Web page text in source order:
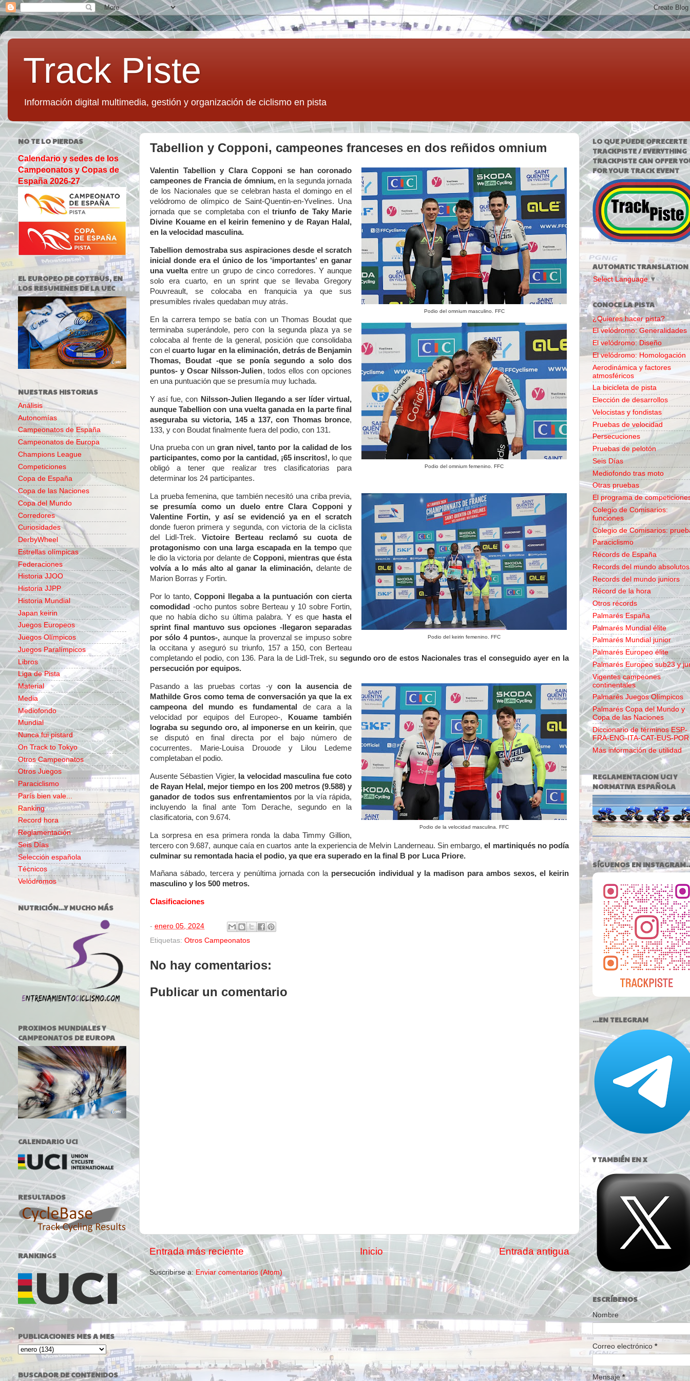
Track Piste
Información digital multimedia, gestión y organización de ciclismo en pista
Tabellion y Copponi, campeones franceses en dos reñidos omnium
Podio del omnium masculino. FFC
Valentin Tabellion y Clara Copponi se han coronado
campeones de Francia de ómnium,en la segunda jornada
de los Nacionales que se celebran hasta el domingo en el
velódromo de olímpico de Saint-Quentin-en-Yvelines. Una
jornada que se completaba con el triunfo de Taky Marie
Divine Kouame en el keirin femenino y de Rayan Halal,
en la velocidad masculina.
Tabellion demostraba sus aspiraciones desde el scratch
inicial donde era el único de los ‘importantes’ en ganar
una vueltaentre un grupo de cinco corredores. Y aunque
solo era cuarto, en un sprint que se llevaba Gregory
Pouvreault, se colocaba en franquicia ya que sus
presumibles rivales quedaban muy atrás.
Podio del omnium femenino. FFC
En la carrera tempo se batía con un Thomas Boudat que
terminaba superándole, pero con la segunda plaza ya se
colocaba al frente de la general, posición que consolidaba
con elcuarto lugar en la eliminación, detrás de Benjamin
Thomas, Boudat -que se ponía segundo a solo dos
puntos- y Oscar Nilsson-Julien, todos ellos con opciones
en una puntuación que se presumía muy luchada.
Y así fue, con Nilsson-Julien llegando a ser líder virtual,
aunque Tabellion con una vuelta ganada en la parte final
aseguraba su victoria, 145 a 137, con Thomas bronce,
133, y con Boudat finalmente fuera del podio, con 131.
Una prueba con un gran nivel, tanto por la calidad de los
participantes, como por la cantidad, ¡65 inscritos!,lo que
obligó a tener que realizar tres clasificatorias para
determinar los 24 participantes.
Podio del keirin femenino. FFC
La prueba femenina, que también necesitó una criba previa,
se presumía como un duelo entre Clara Copponi y
Valentine Fortin, y así se evidenció ya en el scratch
donde fueron primera y segunda, con victoria de la ciclista
del Lidl-Trek. Victoire Berteau reclamó su cuota de
protagonismo con una larga escapada en la tempoque
le dio la victoria por delante de Copponi, mientras que ésta
volvía a lo más alto al ganar la eliminación, delante de
Marion Borras y Fortin.
Por lo tanto,Copponi llegaba a la puntuación con cierta
comodidad -ocho puntos sobre Berteau y 10 sobre Fortin,
que no había dicho su última palabra. Y es que
hasta el
sprint final mantuvo sus opciones -llegaron separadas
por sólo 4 puntos-, aunque la provenzal se impuso sobre
la occitana y aseguró su triunfo, 157 a 150, con Berteau
completando el podio, con 136. Para la de Lidl-Trek, su segundo oro de estos Nacionales tras el conseguido ayer en la
persecución por equipos.
Podio de la velocidad masculina. FFC
Pasando a las pruebas cortas -ycon la ausencia de
Mathilde Gros como tema de conversación ya que la ex
campeona del mundo es fundamental
de cara a la
velocidad por equipos del Europeo-,
Kouame también
lograba su segundo oro, al imponerse en un keirin, que
se disputó en final directa por el bajo número de
cocurrentes. Marie-Louisa Drouode y Lilou Ledeme
completaban el podio.
Ausente Sébastien Vigier, la velocidad masculina fue coto
de Rayan Helal, mejor tiempo en los 200 metros (9.588) y
ganador de todos sus enfrentamientospor la vía rápida,
incluyendo la final ante Tom Derache, segundo en la
clasificatoria, con 9.674.
La sorpresa en esa primera ronda la daba Timmy Gillion,
tercero con 9.687, aunque caía en cuartos ante la experiencia de Melvin Landerneau. Sin embargo,el martiniqués no podía
culminar su remontada hacia el podio, ya que era superado en la final B por Luca Priore.
Mañana sábado, tercera y penúltima jornada con la persecución individual y la madison para ambos sexos, el keirin
masculino y los 500 metros.
Clasificaciones
- enero 05, 2024
Etiquetas: Otros Campeonatos
No hay comentarios:
Publicar un comentario
Entrada más reciente Entrada antigua
Inicio
Suscribirse a: Enviar comentarios (Atom)
NO TE LO PIERDAS
Calendario y sedes de los
Campeonatos y Copas de
España 2026-27
EL EUROPEO DE COTTBUS, EN
LOS RESUMENES DE LA UEC
NUESTRAS HISTORIAS
Análisis
Autonomías
Campeonatos de España
Campeonatos de Europa
Champions League
Competiciones
Copa de España
Copa de las Naciones
Copa del Mundo
Corredores
Curiosidades
DerbyWheel
Estrellas olímpicas
Federaciones
Historia JJOO
Historia JJPP
Historia Mundial
Japan keirin
Juegos Europeos
Juegos Olímpicos
Juegos Paralímpicos
Libros
Liga de Pista
Material
Media
Mediofondo
Mundial
Nunca fui pistard
On Track to Tokyo
Otros Campeonatos
Otros Juegos
Paraciclismo
París bien vale...
Ranking
Record hora
Reglamentación
Seis Días
Selección española
Técnicos
Velódromos
NUTRICIÓN...Y MUCHO MÁS
PROXIMOS MUNDIALES Y
CAMPEONATOS DE EUROPA
CALENDARIO UCI
RESULTADOS
RANKINGS
PUBLICACIONES MES A MES
BUSCADOR DE CONTENIDOS
LO QUE PUEDE OFRECERTE
TRACKPISTE / EVERYTHING
TRACKPISTE CAN OFFER
FOR YOUR TRACK EVENT
AUTOMATIC TRANSLATION
Select Language ▼
CONOCE LA PISTA
¿Quieres hacer pista?
El velódromo: Generalidades
El velódromo: Diseño
El velódromo: Homologación
Aerodinámica y factores
atmosféricos
La bicicleta de pista
Elección de desarrollos
Velocistas y fondistas
Pruebas de velocidad
Persecuciones
Pruebas de pelotón
Seis Días
Mediofondo tras moto
Otras pruebas
El programa de
Colegio de Comisarios:
funciones
Colegio de Comisarios:
Paraciclismo
Récords de España
Records del mundo absolutos
Records del mundo juniors
Récord de la hora
Otros récords
Palmarés España
Palmarés Mundial élite
Palmarés Mundial junior
Palmarés Europeo élite
Palmarés Europeo sub23 y
Vigentes campeones
continentales
Palmarés Juegos Olímpicos
Palmarés Copa del Mundo y
Copa de las Naciones
Diccionario de términos ESP-
FRA-ENG-ITA-CAT-EUS-POR
Más información de utilidad
REGLAMENTACION UCI Y
NORMATIVA ESPAÑOLA
SÍGUENOS EN
...EN TELEGRAM
Y TAMBIÉN EN X
ESCRÍBENOS
Nombre
Correo electrónico *
Mensaje*